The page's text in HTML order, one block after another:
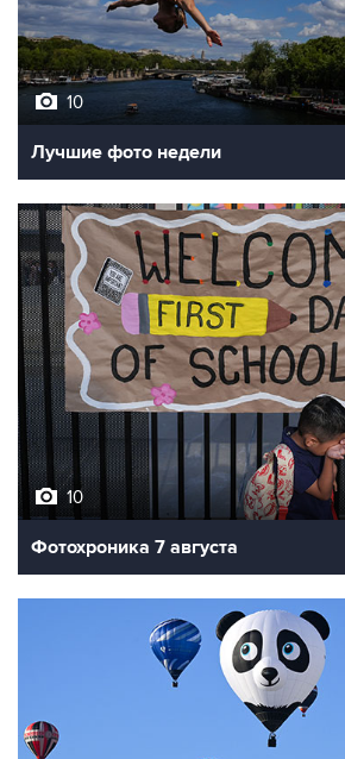
10
Лучшие фото недели
10
Фотохроника 7 августа